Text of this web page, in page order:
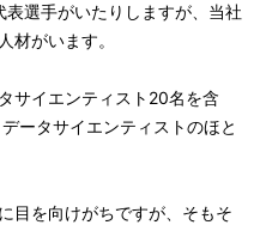
選手がいたりしますが、当社
材がいます。
サイエンティスト20名を含
ータサイエンティストのほと
を向けがちですが、そもそ